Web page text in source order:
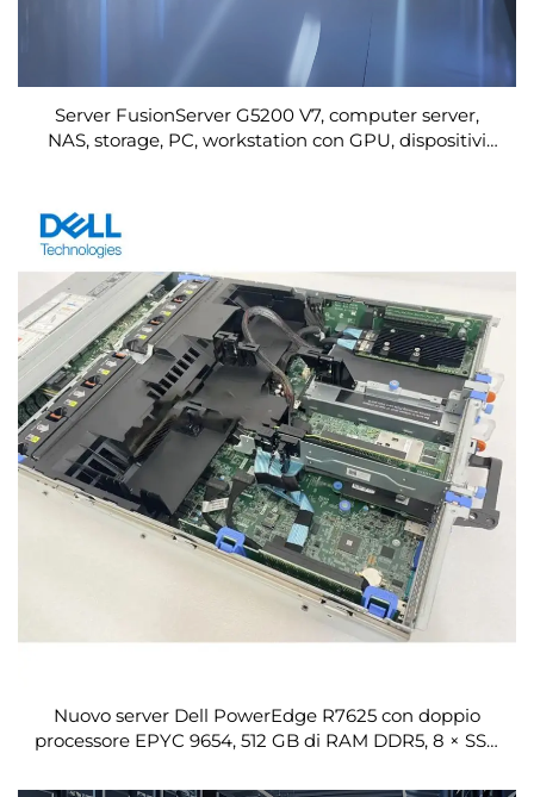
Server FusionServer G5200 V7, computer server,
NAS, storage, PC, workstation con GPU, dispositivi
Nuovo server Dell PowerEdge R7625 con doppio
processore EPYC 9654, 512 GB di RAM DDR5, 8 × SSD
2U